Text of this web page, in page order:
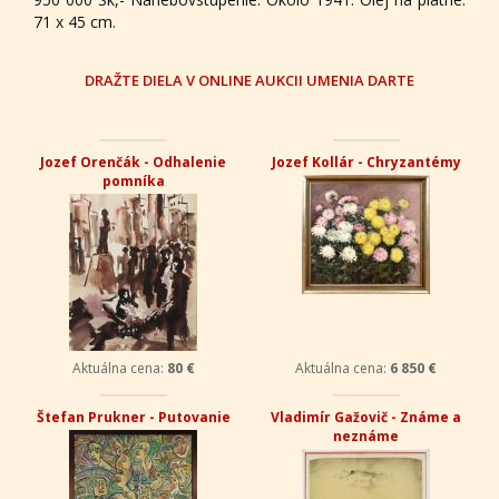
71 x 45 cm.
DRAŽTE DIELA V ONLINE AUKCII UMENIA DARTE
Jozef Orenčák - Odhalenie
pomníka
Aktuálna cena: 80 €
Jozef Kollár - Chryzantémy
Aktuálna cena: 6 850 €
Štefan Prukner - Putovanie
Vladimír Gažovič - Známe a
neznáme